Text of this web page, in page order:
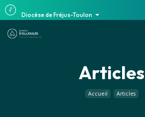
Diocèse de Fréjus-Toulon
Articles
Accueil Articles